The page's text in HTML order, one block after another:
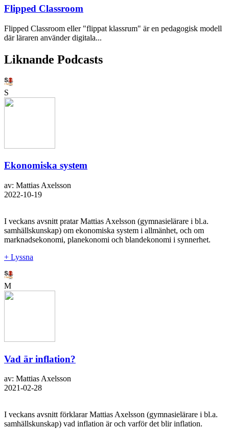
Flipped Classroom
Flipped Classroom eller "flippat klassrum" är en pedagogisk modell
där läraren använder digitala...
Liknande Podcasts
S
Ekonomiska system
av: Mattias Axelsson
2022-10-19
I veckans avsnitt pratar Mattias Axelsson (gymnasielärare i bl.a.
samhällskunskap) om ekonomiska system i allmänhet, och om
marknadsekonomi, planekonomi och blandekonomi i synnerhet.
+ Lyssna
M
Vad är inflation?
av: Mattias Axelsson
2021-02-28
I veckans avsnitt förklarar Mattias Axelsson (gymnasielärare i bl.a.
samhällskunskap) vad inflation är och varför det blir inflation.